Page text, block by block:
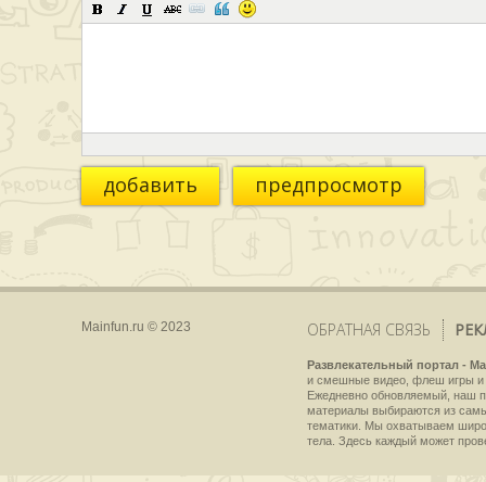
добавить предпросмотр
Mainfun.ru © 2023 ОБРАТНАЯ СВЯЗЬ
Развлекательный портал -
и смешные видео, флеш игры и
Ежедневно обновляемый, наш
материалы выбираются из
тематики. Мы охватываем
тела. Здесь каждый может